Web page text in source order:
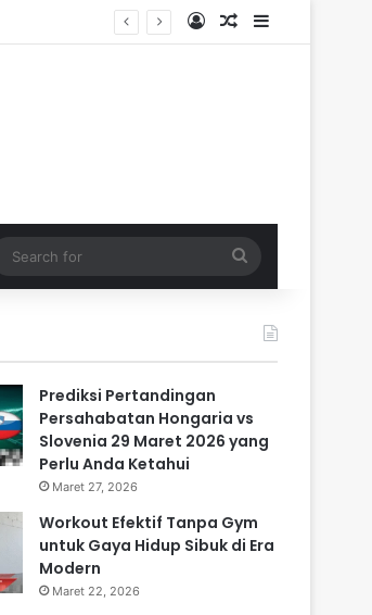
Log InRandom Article
Sidebar
for
Prediksi Pertandingan
Persahabatan Hongaria vs
Slovenia 29 Maret 2026 yang
Perlu Anda Ketahui
Maret 27, 2026
Workout Efektif Tanpa Gym
untuk Gaya Hidup Sibuk di Era
Modern
Maret 22, 2026